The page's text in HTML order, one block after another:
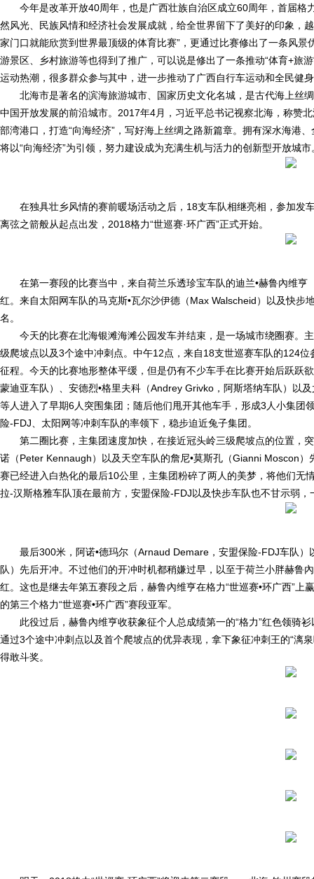
今年是改革开放40周年，也是广西壮族自治区成立60周年，首届格
然风光、民族风情和经济社会发展成就，给全世界留下了美好的印象，
家门口就能欣赏到世界最顶级的体育比赛”，更通过比赛修出了一条风
游景区、乡村旅游等也得到了推广，可以说是修出了一条推动“体育+旅
运动热潮，很多群众参与其中，进一步推动了广西自行车运动和全民健
北海市是著名的滨海旅游城市、国家历史文化名城，是古代海上丝
中国开放发展的前沿城市。2017年4月，习近平总书记视察北海，称赞
部湾港口，打造“向海经济”，写好海上丝绸之路新篇章。拥有深水海港
将以“向海经济”为引领，努力建设成为充满生机与活力的创新型开放城市
在独具壮乡风情的赛前暖场活动之后，18支车队相继亮相，参加
离弦之箭般从起点出发，2018格力“世巡赛·环广西”正式开始。
在第一赛段的比赛当中，来自荷兰乐透珍宝车队的迪兰•赫鲁內维
红。来自太阳网车队的马克斯•瓦尔沙伊德（Max Walscheid）以及快
名。
今天的比赛在北海银滩海滩公园发车并结束，是一场城市绕圈赛。
级爬坡点以及3个途中冲刺点。中午12点，来自18支世巡赛车队的124
征程。今天的比赛地形整体平缓，但是仍有不少车手在比赛开始后跃跃
蒙迪亚车队）、安德烈•格里夫科（Andrey Grivko，阿斯塔纳车队）以
等人进入了早期6人突围集团；随后他们甩开其他车手，形成3人小集团
险-FDJ、太阳网等冲刺车队的率领下，稳步迫近兔子集团。
第二圈比赛，主集团速度加快，在接近冠头岭三级爬坡点的位置，
诺（Peter Kennaugh）以及天空车队的詹尼•莫斯孔（Gianni Moscon
赛已经进入白热化的最后10公里，主集团粉碎了两人的美梦，将他们无
拉-汉斯格雅车队顶在最前方，安盟保险-FDJ以及快步车队也不甘示弱，
最后300米，阿诺•德玛尔（Arnaud Demare，安盟保险-FDJ车队
队）先后开冲。不过他们的开冲时机都稍嫌过早，以至于荷兰小胖赫鲁
红。这也是继去年第五赛段之后，赫鲁內维亨在格力“世巡赛•环广西”
的第三个格力“世巡赛•环广西”赛段亚军。
此役过后，赫鲁內维亨收获象征个人总成绩第一的“格力”红色领骑
通过3个途中冲刺点以及首个爬坡点的优异表现，拿下象征冲刺王的“漓
得敢斗奖。